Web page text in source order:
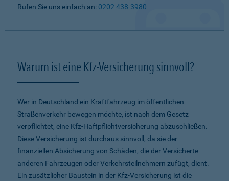
Rufen Sie uns einfach an: 0202 438-3980
Warum ist eine Kfz-Versicherung sinnvoll?
Wer in Deutschland ein Kraftfahrzeug im öffentlichen
Straßenverkehr bewegen möchte, ist nach dem Gesetz
verpflichtet, eine Kfz-Haftpflichtversicherung abzuschließen.
Diese Versicherung ist durchaus sinnvoll, da sie der
finanziellen Absicherung von Schäden, die der Versicherte
anderen Fahrzeugen oder Verkehrsteilnehmern zufügt, dient.
Ein zusätzlicher Baustein in der Kfz-Versicherung ist die